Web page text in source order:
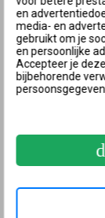
FRITZ!Fon
en
media- en
gebruikt om je
en persoonlijke
Accepteer je
bijbehorende